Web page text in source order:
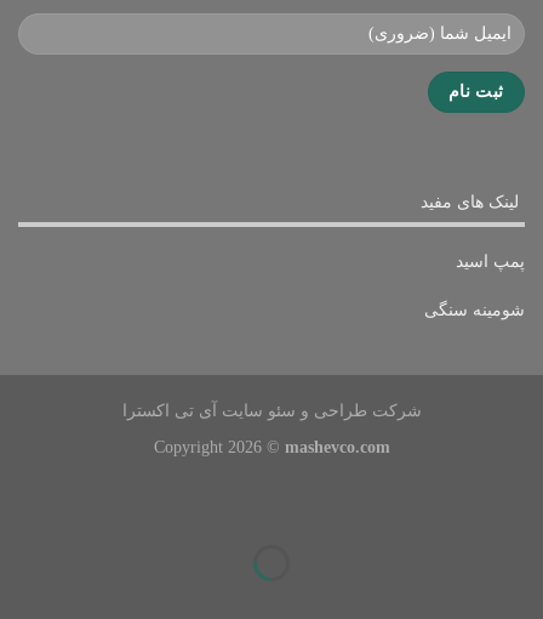
لینک های مفید
پمپ اسید
شومینه سنگی
شرکت طراحی و سئو سایت آی تی اکسترا
Copyright 2026 © mashevco.com